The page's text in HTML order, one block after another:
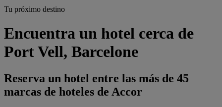
Tu próximo destino
Encuentra un hotel cerca de
Port Vell, Barcelone
Reserva un hotel entre las más de 45
marcas de hoteles de Accor